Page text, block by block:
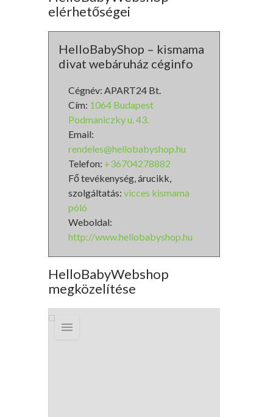
elérhetőségei
HelloBabyShop – kismama
divat webáruház céginfo
Cégnév: APART24 Bt.
Cím: 1064 Budapest
Podmaniczky u. 43.
Email:
rendeles@hellobabyshop.hu
Telefon: +36704278882
Fő tevékenység, árucikk,
szolgáltatás: vicces kismama
póló
Weboldal:
http://www.hellobabyshop.hu
HelloBabyWebshop
megközelítése